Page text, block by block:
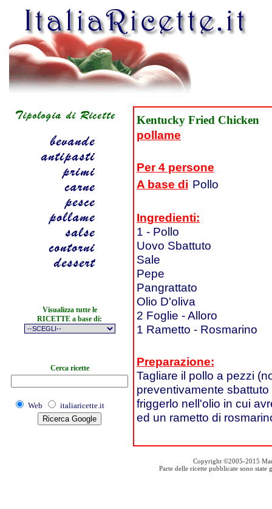
Visualizza tutte le
RICETTE a base di:
Cerca ricette
Web italiaricette.it
Kentucky Fried Chicken
pollame
Per 4 persone
A base di Pollo
Ingredienti:
1 - Pollo
Uovo Sbattuto
Sale
Pepe
Pangrattato
Olio D'oliva
2 Foglie - Alloro
1 Rametto - Rosmarino
Preparazione:
Tagliare il pollo a pezzi
preventivamente
friggerlo nell'olio in cui
ed un rametto di
Copyright ©2005-2015
Parte delle ricette pubblicate sono state